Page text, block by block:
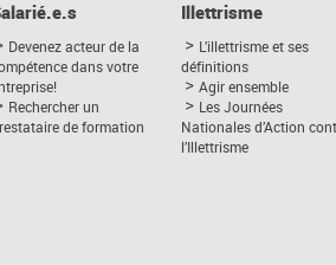
Devenez acteur de la
dans votre
Rechercher un
de formation
Illettrisme
L’illettrisme et ses
définitions
Agir ensemble
Les Journées
Nationales d’Action
l’Illettrisme